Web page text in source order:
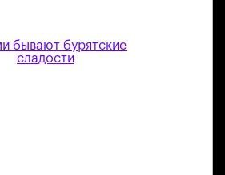
бывают бурятские
сладости